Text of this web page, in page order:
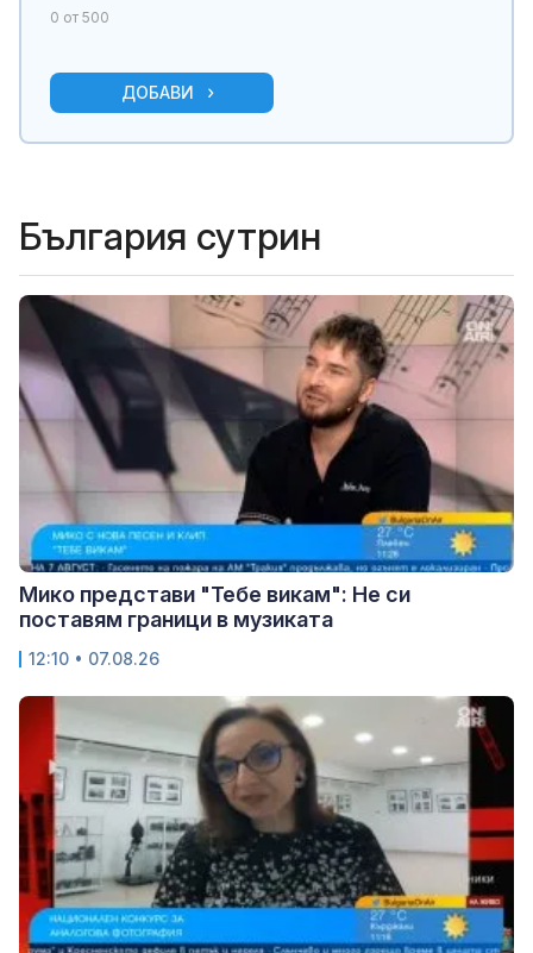
0 от 500
ДОБАВИ
България сутрин
Мико представи "Тебе викам": Не си
поставям граници в музиката
12:10 • 07.08.26